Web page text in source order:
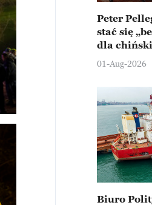
Peter
stać się
dla
01-Aug-2026
Biuro